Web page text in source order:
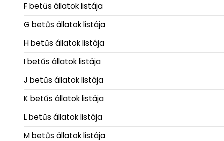
F betűs állatok listája
G betűs állatok listája
H betűs állatok listája
I betűs állatok listája
J betűs állatok listája
K betűs állatok listája
L betűs állatok listája
M betűs állatok listája